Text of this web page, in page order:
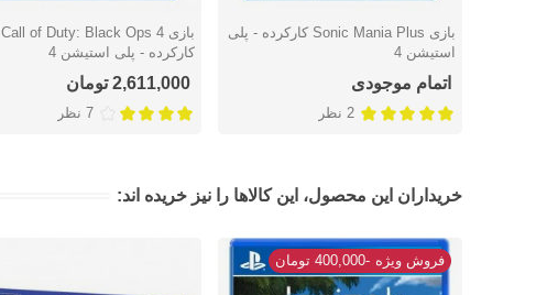
دوست داشتن
بازی Sonic Mania Plus کارکرده - پلی
استیشن 4
اتمام موجودی
2 نظر
دوست داشتن
بازی Call of Duty: Black Ops 4
کارکرده - پلی استیشن 4
2,611,000 تومان
7 نظر
خریداران این محصول، این کالاها را نیز خریده اند:
فروش ویژه -400,000 تومان